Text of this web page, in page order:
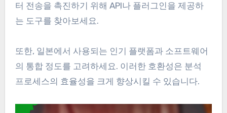
터 전송을 촉진하기 위해 API나 플러그인을 제공하
는 도구를 찾아보세요.
또한, 일본에서 사용되는 인기 플랫폼과 소프트웨어
의 통합 정도를 고려하세요. 이러한 호환성은 분석
프로세스의 효율성을 크게 향상시킬 수 있습니다.